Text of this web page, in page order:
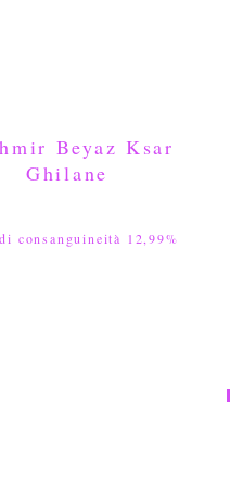
Beyaz Ksar
Ghilane
consanguineità 12,99%